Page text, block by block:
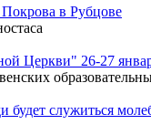
в Рубцове
Церкви" 26-27
будет служиться